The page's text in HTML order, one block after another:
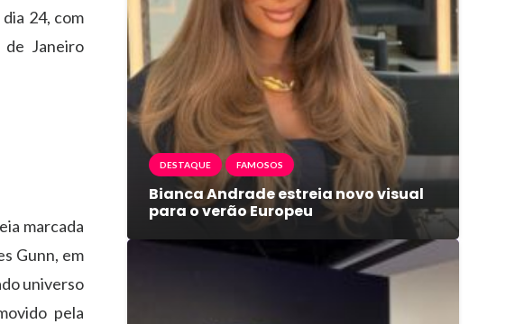
24, com
Janeiro
marcada
Gunn, em
universo
pela
DESTAQUE FAMOSOS
Bianca Andrade estreia novo visual
para o verão Europeu